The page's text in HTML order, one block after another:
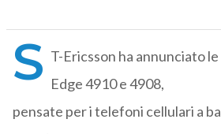
S T-Ericsson ha annunciato
Edge 4910 e 4908,
pensate per i telefoni cellulari a